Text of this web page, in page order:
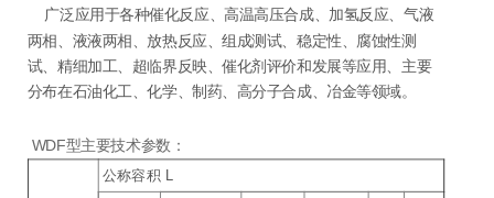
广泛应用于各种催化反应、高温高压合成、加氢反应、气液
两相、液液两相、放热反应、组成测试、稳定性、腐蚀性测
试、精细加工、超临界反映、催化剂评价和发展等应用、主要
分布在石油化工、化学、制药、高分子合成、冶金等领域。
WDF型主要技术参数：
公称容积 L